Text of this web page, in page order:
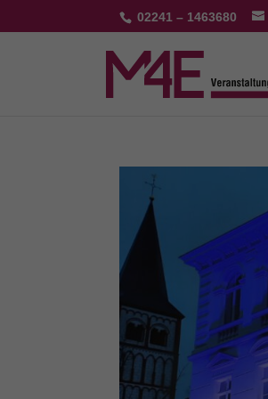
02241 – 1463680